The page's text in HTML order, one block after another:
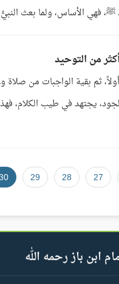
ﷺ، فهي الأساس، ولما بعث
من التوحيد
ثم بقية الواجبات من صلاة
يجتهد في طيب الكلام،
27
28
29
ابن باز رحمه الله